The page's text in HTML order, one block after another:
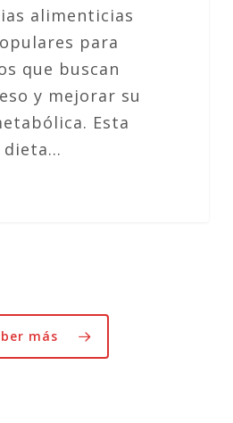
alimenticias
para
que buscan
y mejorar su
Esta
dieta…
más